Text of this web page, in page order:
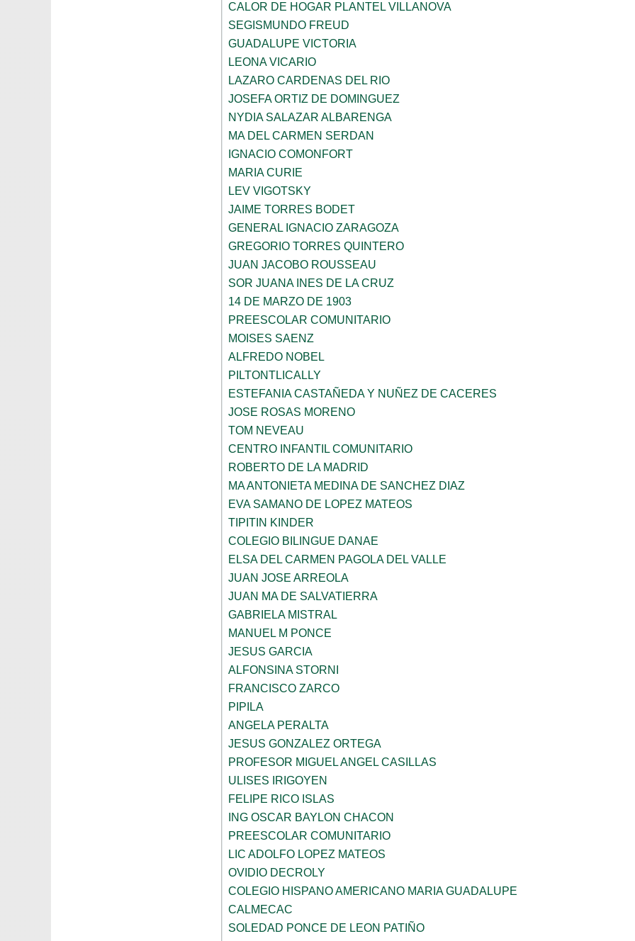
CALOR DE HOGAR PLANTEL VILLANOVA
SEGISMUNDO FREUD
GUADALUPE VICTORIA
LEONA VICARIO
LAZARO CARDENAS DEL RIO
JOSEFA ORTIZ DE DOMINGUEZ
NYDIA SALAZAR ALBARENGA
MA DEL CARMEN SERDAN
IGNACIO COMONFORT
MARIA CURIE
LEV VIGOTSKY
JAIME TORRES BODET
GENERAL IGNACIO ZARAGOZA
GREGORIO TORRES QUINTERO
JUAN JACOBO ROUSSEAU
SOR JUANA INES DE LA CRUZ
14 DE MARZO DE 1903
PREESCOLAR COMUNITARIO
MOISES SAENZ
ALFREDO NOBEL
PILTONTLICALLY
ESTEFANIA CASTAÑEDA Y NUÑEZ DE CACERES
JOSE ROSAS MORENO
TOM NEVEAU
CENTRO INFANTIL COMUNITARIO
ROBERTO DE LA MADRID
MA ANTONIETA MEDINA DE SANCHEZ DIAZ
EVA SAMANO DE LOPEZ MATEOS
TIPITIN KINDER
COLEGIO BILINGUE DANAE
ELSA DEL CARMEN PAGOLA DEL VALLE
JUAN JOSE ARREOLA
JUAN MA DE SALVATIERRA
GABRIELA MISTRAL
MANUEL M PONCE
JESUS GARCIA
ALFONSINA STORNI
FRANCISCO ZARCO
PIPILA
ANGELA PERALTA
JESUS GONZALEZ ORTEGA
PROFESOR MIGUEL ANGEL CASILLAS
ULISES IRIGOYEN
FELIPE RICO ISLAS
ING OSCAR BAYLON CHACON
PREESCOLAR COMUNITARIO
LIC ADOLFO LOPEZ MATEOS
OVIDIO DECROLY
COLEGIO HISPANO AMERICANO MARIA GUADALUPE
CALMECAC
SOLEDAD PONCE DE LEON PATIÑO